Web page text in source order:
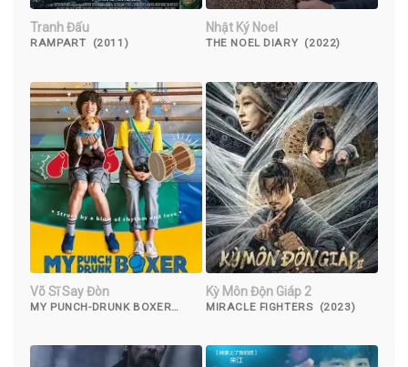
Tranh Đấu
RAMPART (2011)
Nhật Ký Noel
THE NOEL DIARY (2022)
Võ Sĩ Say Đòn
MY PUNCH-DRUNK BOXER
Kỳ Môn Độn Giáp 2
MIRACLE FIGHTERS (2023)